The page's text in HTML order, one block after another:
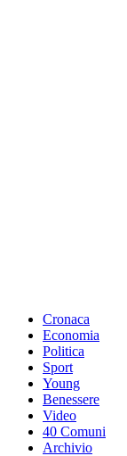
Cronaca
Economia
Politica
Sport
Young
Benessere
Video
40 Comuni
Archivio